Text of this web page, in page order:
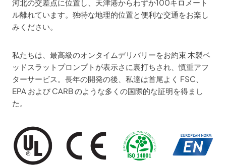
河北の交差点に位置し、天津港からわずか100キロメート
ル離れています。独特な地理的位置と便利な交通をお楽し
みください。
私たちは、最高級のオンタイムデリバリーをお約束 木製ベ
ッドスラットプロンプトが表示さに裏打ちされ、慎重アフ
ターサービス。長年の開発の後、私達は首尾よく FSC、
EPA および CARB のような多くの国際的な証明を得まし
た。